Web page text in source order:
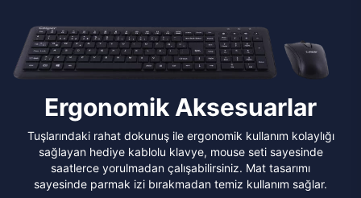
Ergonomik Aksesuarlar
Tuşlarındaki rahat dokunuş ile ergonomik kullanım kolaylığı
sağlayan hediye kablolu klavye, mouse seti sayesinde
saatlerce yorulmadan çalışabilirsiniz. Mat tasarımı
sayesinde parmak izi bırakmadan temiz kullanım sağlar.